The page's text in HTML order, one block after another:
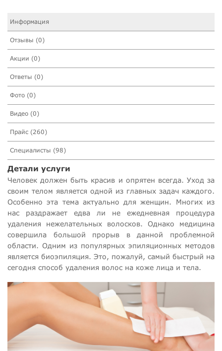
Информация
Отзывы (0)
Акции (0)
Ответы (0)
Фото (0)
Видео (0)
Прайс (260)
Специалисты (98)
Детали услуги
Человек должен быть красив и опрятен всегда. Уход за
своим телом является одной из главных задач каждого.
Особенно эта тема актуально для женщин. Многих из
нас раздражает едва ли не ежедневная процедура
удаления нежелательных волосков. Однако медицина
совершила большой прорыв в данной проблемной
области. Одним из популярных эпиляционных методов
является биоэпиляция. Это, пожалуй, самый быстрый на
сегодня способ удаления волос на коже лица и тела.